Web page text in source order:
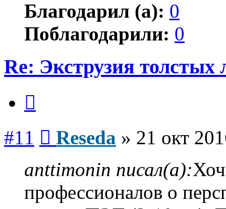
Благодарил (а): 0
Поблагодарили: 0
Re: Экструзия
#11 Reseda » 21 окт
anttimonin писал(а):
профессионалов о